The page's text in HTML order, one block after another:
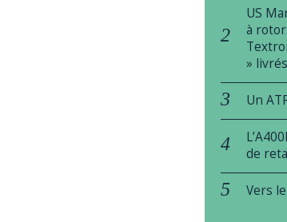
US
à
» livrés
Un
de
Vers